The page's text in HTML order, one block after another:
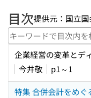
目次提供元：国立
企業経営の変革とデ
今井敬
p1～1
特集 合併会計をめ